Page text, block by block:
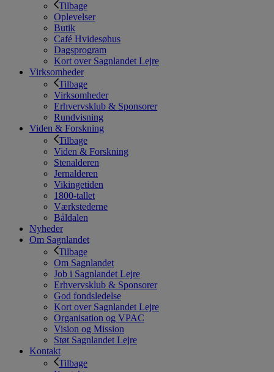
Tilbage
Oplevelser
Butik
Café Hvidesøhus
Dagsprogram
Kort over Sagnlandet Lejre
Virksomheder
Tilbage
Virksomheder
Erhvervsklub & Sponsorer
Rundvisning
Viden & Forskning
Tilbage
Viden & Forskning
Stenalderen
Jernalderen
Vikingetiden
1800-tallet
Værkstederne
Båldalen
Nyheder
Om Sagnlandet
Tilbage
Om Sagnlandet
Job i Sagnlandet Lejre
Erhvervsklub & Sponsorer
God fondsledelse
Kort over Sagnlandet Lejre
Organisation og VPAC
Vision og Mission
Støt Sagnlandet Lejre
Kontakt
Tilbage